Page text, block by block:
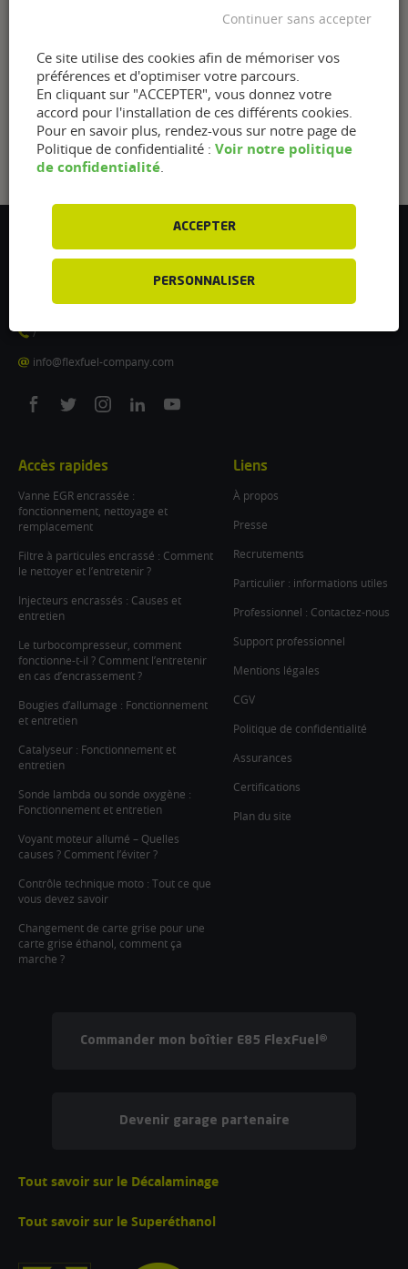
Flexfuel Energy Development
France
/
info@flexfuel-company.com
On
On
On
On
On
Accès rapides
Vanne EGR encrassée :
fonctionnement, nettoyage et
remplacement
Filtre à particules encrassé : Comment
le nettoyer et l’entretenir ?
Injecteurs encrassés : Causes et
entretien
Le turbocompresseur, comment
fonctionne-t-il ? Comment l’entretenir
en cas d’encrassement ?
Bougies d’allumage : Fonctionnement
et entretien
Catalyseur : Fonctionnement et
entretien
Sonde lambda ou sonde oxygène :
Fonctionnement et entretien
Voyant moteur allumé – Quelles
causes ? Comment l’éviter ?
Contrôle technique moto : Tout ce que
vous devez savoir
Changement de carte grise pour une
carte grise éthanol, comment ça
marche ?
Liens
À propos
Presse
Recrutements
Particulier : informations utiles
Professionnel : Contactez-nous
Support professionnel
Mentions légales
CGV
Politique de confidentialité
Assurances
Certifications
Plan du site
Commander mon boîtier E85 FlexFuel®
Devenir garage partenaire
Tout savoir sur le Décalaminage
Tout savoir sur le Superéthanol
Ce site utilise des cookies afin de mémoriser vos
préférences et d'optimiser votre parcours.
En cliquant sur "ACCEPTER", vous donnez votre
accord pour l'installation de ces différents cookies.
Pour en savoir plus, rendez-vous sur notre page de
Politique de confidentialité : Voir notre politique
de confidentialité.
ACCEPTER
PERSONNALISER
Continuer sans accepter